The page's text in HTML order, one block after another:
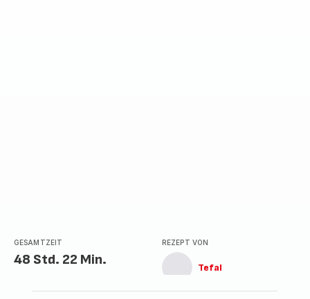
GESAMTZEIT
48 Std. 22 Min.
REZEPT VON
Tefal